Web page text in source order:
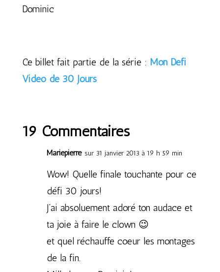
Dominic
Ce billet fait partie de la série : Mon Défi
Vidéo de 30 Jours
19 Commentaires
Mariepierre sur 31 janvier 2013 à 19 h 59 min
Wow! Quelle finale touchante pour ce
défi 30 jours!
J’ai absoluement adoré ton audace et
ta joie à faire le clown 😉
et quel réchauffe coeur les montages
de la fin.